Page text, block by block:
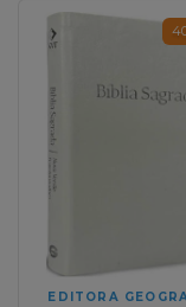
EDITORA